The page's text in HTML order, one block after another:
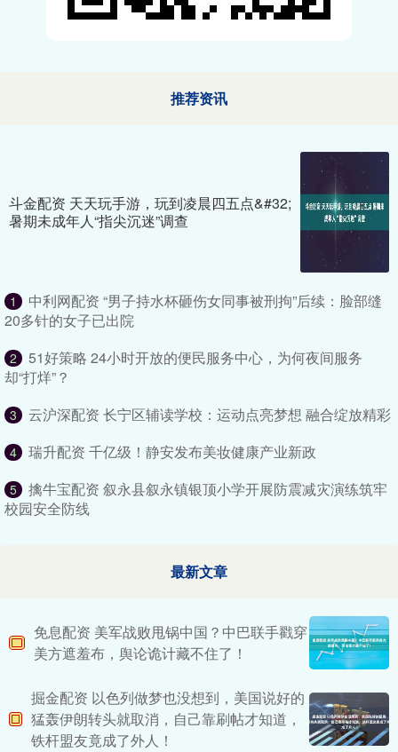
推荐资讯
斗金配资 天天玩手游，玩到凌晨四五点&#32;
暑期未成年人“指尖沉迷”调查
1
中利网配资 “男子持水杯砸伤女同事被刑拘”后续：脸部缝
20多针的女子已出院
2
51好策略 24小时开放的便民服务中心，为何夜间服务
却“打烊”？
3 云沪深配资 长宁区辅读学校：运动点亮梦想 融合绽放精彩
4 瑞升配资 千亿级！静安发布美妆健康产业新政
5
擒牛宝配资 叙永县叙永镇银顶小学开展防震减灾演练筑牢
校园安全防线
最新文章
免息配资 美军战败甩锅中国？中巴联手戳穿
美方遮羞布，舆论诡计藏不住了！
掘金配资 以色列做梦也没想到，美国说好的
猛轰伊朗转头就取消，自己靠刷帖才知道，
铁杆盟友竟成了外人！